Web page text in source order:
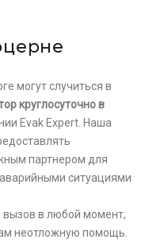
могут случиться в
круглосуточно в
Evak Expert. Наша
партнером для
ситуациями
вызов в любой момент,
неотложную помощь.